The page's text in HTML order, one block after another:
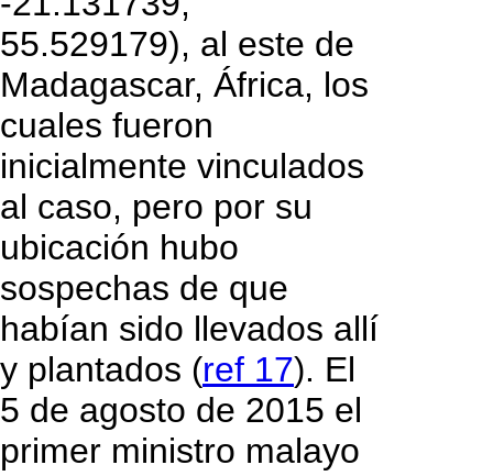
55.529179), al este de
Madagascar, África, los
cuales fueron
inicialmente vinculados
al caso, pero por su
ubicación hubo
sospechas de que
habían sido llevados allí
y plantados (ref 17). El
5 de agosto de 2015 el
primer ministro malayo